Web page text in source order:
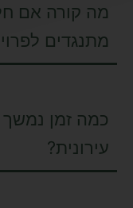
מה קורה אם
מתנגדים
כמה זמן
עירונית?